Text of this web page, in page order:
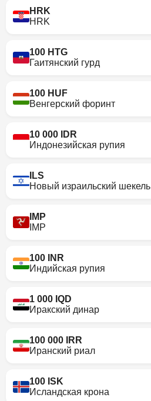
HRK
HRK
100 HTG
Гаитянский гурд
100 HUF
Венгерский форинт
10 000 IDR
Индонезийская рупия
ILS
Новый израильский шекель
IMP
IMP
100 INR
Индийская рупия
1 000 IQD
Иракский динар
100 000 IRR
Иранский риал
100 ISK
Исландская крона